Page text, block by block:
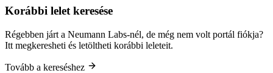
Korábbi lelet keresése
Régebben járt a Neumann Labs-nél, de még nem volt portál fiókja?
Itt megkeresheti és letöltheti korábbi leleteit.
Tovább a kereséshez